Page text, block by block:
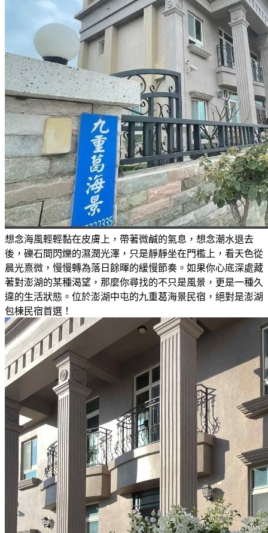
想念海風輕輕黏在皮膚上，帶著微鹹的氣息，想念潮水退去
後，礫石間閃爍的濕潤光澤，只是靜靜坐在門檻上，看天色從
晨光熹微，慢慢轉為落日餘暉的緩慢節奏。如果你心底深處藏
著對澎湖的某種渴望，那麼你尋找的不只是風景，更是一種久
違的生活狀態。位於澎湖中屯的九重葛海景民宿，絕對是澎湖
包棟民宿首選！